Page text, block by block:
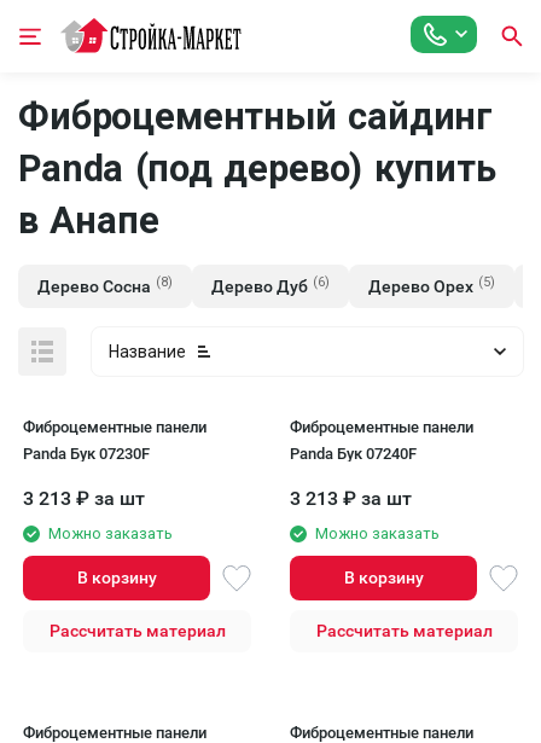
Фиброцементный сайдинг
Panda (под дерево) купить
в Анапе
Дерево Сосна (8) Дерево Дуб (6) Дерево Орех (5)
Название
Фиброцементные панели
Panda Бук 07230F
3 213 ₽ за шт
Можно заказать
В корзину
Рассчитать материал
Фиброцементные панели
Panda Бук 07240F
3 213 ₽ за шт
Можно заказать
В корзину
Рассчитать материал
Фиброцементные панели
Фиброцементные панели